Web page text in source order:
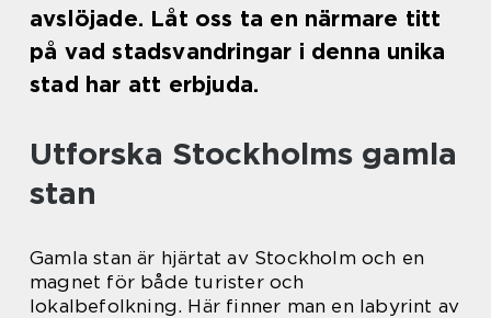
avslöjade. Låt oss ta en närmare titt
på vad stadsvandringar i denna unika
stad har att erbjuda.
Utforska Stockholms gamla
stan
Gamla stan är hjärtat av Stockholm och en
magnet för både turister och
lokalbefolkning. Här finner man en labyrint av